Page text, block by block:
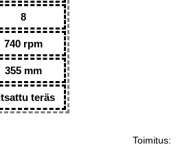
8
740 rpm
355 mm
teräs
Toimitus: